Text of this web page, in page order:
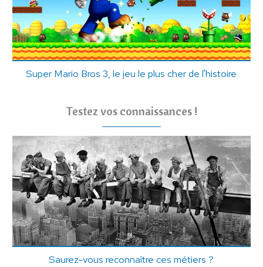
Super Mario Bros 3, le jeu le plus cher de l'histoire
Testez vos connaissances !
Saurez-vous reconnaître ces métiers ?